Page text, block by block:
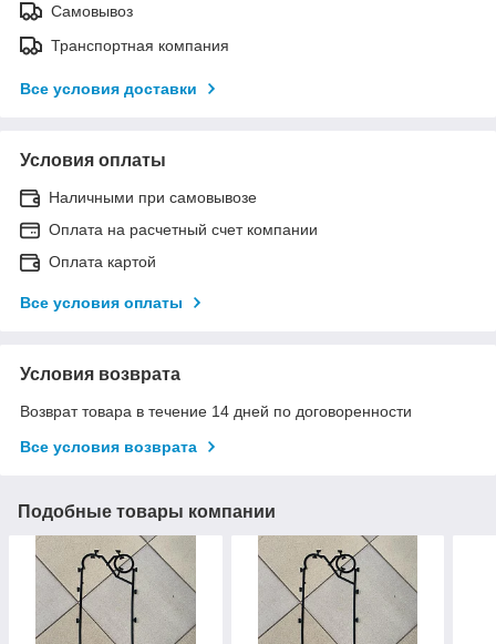
Самовывоз
Транспортная компания
Все условия доставки
Условия оплаты
Наличными при самовывозе
Оплата на расчетный счет компании
Оплата картой
Все условия оплаты
Условия возврата
Возврат товара в течение 14 дней по договоренности
Все условия возврата
Подобные товары компании